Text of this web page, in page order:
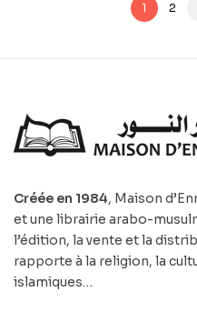
1 2
Créée en 1984, Maison
et une librairie arabo-
l’édition, la vente et la
rapporte à la religion, la
islamiques…